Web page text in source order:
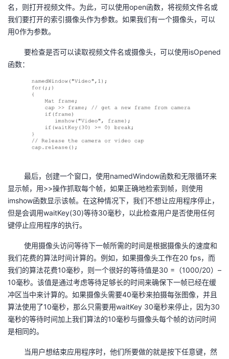
名，则打开视频文件。为此，可以使用open函数，将视频文件名或
我们要打开的索引摄像头作为参数。如果我们有一个摄像头，可以
用0作为参数。
要检查是否可以读取视频文件名或摄像头，可以使用isOpened
函数：
最后，创建一个窗口，使用namedWindow函数和无限循环来
显示帧，用>>操作抓取每个帧，如果正确地检索到帧，则使用
imshow函数显示该帧。在这种情况下，我们不想让应用程序停止，
但是会调用waitKey(30)等待30毫秒，以此检查用户是否使用任何
键停止应用程序的执行。
使用摄像头访问等待下一帧所需的时间是根据摄像头的速度和
我们花费的算法时间计算的。例如，如果摄像头工作在20 fps，而
我们的算法花费10毫秒，则一个很好的等待值是30 =（1000/20）–
10毫秒。该值是通过考虑等待足够长的时间来确保下一帧已经在缓
冲区当中来计算的。如果摄像头需要40毫秒来拍摄每张图像，并且
算法使用了10毫秒，那么只需要用waitKey 30毫秒来停止，因为30
毫秒的等待时间加上我们算法的10毫秒与摄像头每个帧的访问时间
是相同的。
当用户想结束应用程序时，他们所要做的就是按下任意键，然